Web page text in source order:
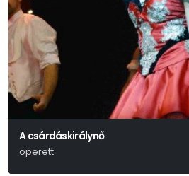
A csárdáskirálynő
operett